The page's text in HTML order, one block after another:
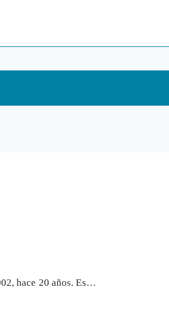
hace 20 años. Es…